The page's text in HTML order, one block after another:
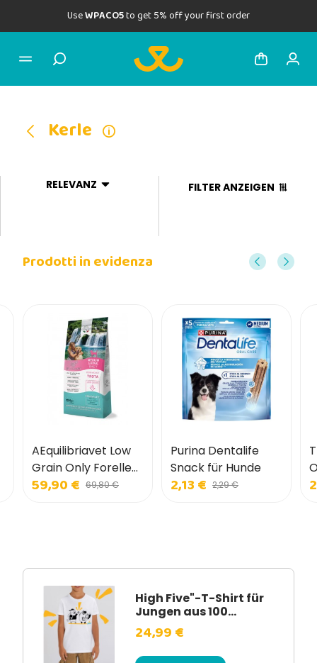
UseWPACO5to get 5% off your first order
Kerle
RELEVANZ FILTER ANZEIGEN
Prodotti in evidenza
AEquilibriavet Low
Grain Only Forelle
für Hunde
59,90 € 69,80 €
Purina Dentalife
Snack für Hunde
2,13 € 2,29 €
High Five"-T-Shirt für
Jungen aus 100...
24,99 €